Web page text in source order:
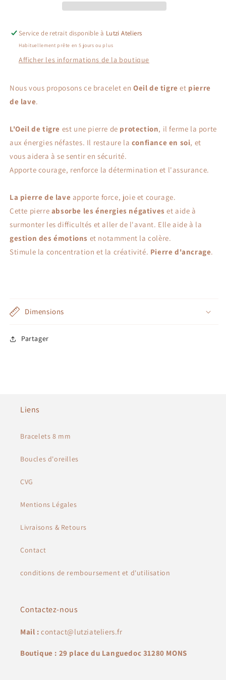
lave
lave
Service de retrait disponible à Lutzi Ateliers
Habituellement prête en 5 jours ou plus
Afficher les informations de la boutique
Nous vous proposons ce bracelet en Oeil de tigre et pierre
de lave.
L'Oeil de tigre est une pierre de protection, il ferme la porte
aux énergies néfastes. Il restaure la confiance en soi, et
vous aidera à se sentir en sécurité.
Apporte courage, renforce la détermination et l'assurance.
La pierre de lave apporte force, joie et courage.
Cette pierre absorbe les énergies négatives et aide à
surmonter les difficultés et aller de l'avant. Elle aide à la
gestion des émotions et notamment la colère.
Stimule la concentration et la créativité. Pierre d'ancrage.
Dimensions
Partager
Liens
Bracelets 8 mm
Boucles d'oreilles
CVG
Mentions Légales
Livraisons & Retours
Contact
conditions de remboursement et d'utilisation
Contactez-nous
Mail :contact@lutziateliers.fr
Boutique : 29 place du Languedoc 31280 MONS